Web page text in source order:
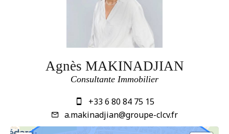
Agnès MAKINADJIAN
Consultante Immobilier
+33 6 80 84 75 15
a.makinadjian@groupe-clcv.fr